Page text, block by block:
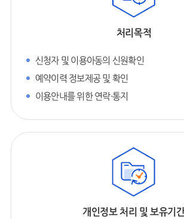
처리목적
신청자 및 이용아동의 신원확인
예약이력 정보제공 및 확인
이용안내를 위한 연락·통지
개인정보 처리 및 보유기